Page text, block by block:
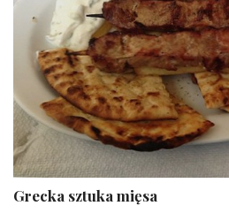
Grecka sztuka mięsa